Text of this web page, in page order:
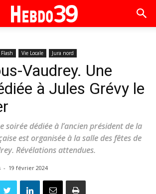
Flash Vie Locale Jura nord
Vaudrey. Une
à Jules Grévy le
soirée dédiée à l’ancien président de la
est organisée à la salle des fêtes de
Révélations attendues.
- 19 février 2024